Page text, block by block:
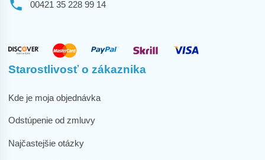
00421 35 228 99 14
Starostlivosť o zákaznika
Kde je moja objednávka
Odstúpenie od zmluvy
Najčastejšie otázky